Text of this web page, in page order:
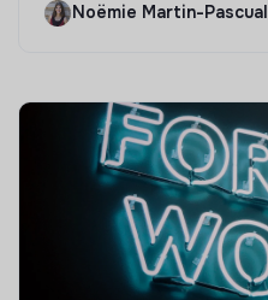
Noëmie Martin-Pascual